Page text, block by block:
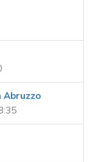
Abruzzo